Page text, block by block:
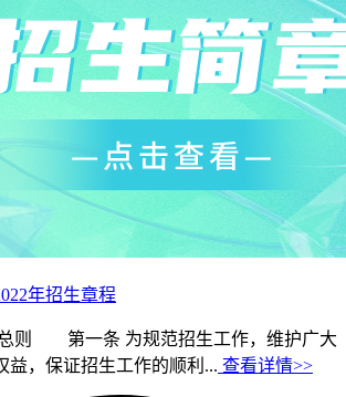
年招生章程
第一条 为规范招生工作，维护广大
益，保证招生工作的顺利... 查看详情>>